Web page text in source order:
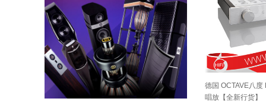
德国 OCTAVE八
唱放【全新行货】